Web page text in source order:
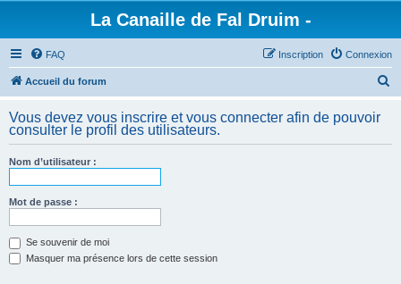
La Canaille de Fal Druim -
FAQ Connexion
Inscription
Accueil du forum
h
Vous devez vous inscrire et vous connecter afin de pouvoir
consulter le profil des utilisateurs.
Nom d’utilisateur :
Mot de passe :
Se souvenir de moi
Masquer ma présence lors de cette session